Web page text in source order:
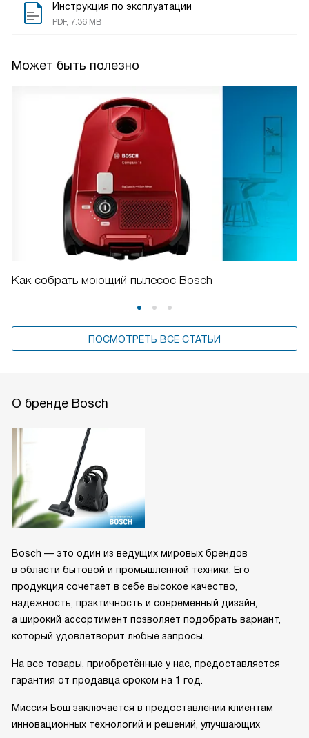
Инструкция по эксплуатации
PDF, 7.36 MB
Может быть полезно
Как собрать моющий пылесос Bosch
ПОСМОТРЕТЬ ВСЕ СТАТЬИ
О бренде Bosch
Bosch — это один из ведущих мировых брендов
в области бытовой и промышленной техники. Его
продукция сочетает в себе высокое качество,
надежность, практичность и современный дизайн,
а широкий ассортимент позволяет подобрать вариант,
который удовлетворит любые запросы.
На все товары, приобретённые у нас, предоставляется
гарантия от продавца сроком на 1 год.
Миссия Бош заключается в предоставлении клиентам
инновационных технологий и решений, улучшающих